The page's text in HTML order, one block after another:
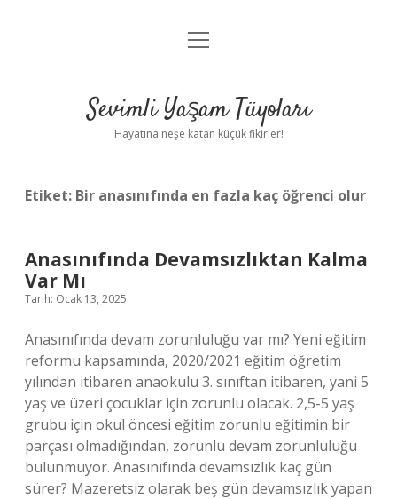
Anasayfa
Yasal Uyarı
menüyü
Sevimli Yaşam Tüyoları
Hayatına neşe katan küçük fikirler!
Etiket: Bir anasınıfında en fazla kaç öğrenci olur
Anasınıfında Devamsızlıktan Kalma
Var Mı
Tarih: Ocak 13, 2025
Anasınıfında devam zorunluluğu var mı? Yeni eğitim
reformu kapsamında, 2020/2021 eğitim öğretim
yılından itibaren anaokulu 3. sınıftan itibaren, yani 5
yaş ve üzeri çocuklar için zorunlu olacak. 2,5-5 yaş
grubu için okul öncesi eğitim zorunlu eğitimin bir
parçası olmadığından, zorunlu devam zorunluluğu
bulunmuyor. Anasınıfında devamsızlık kaç gün
sürer? Mazeretsiz olarak beş gün devamsızlık yapan